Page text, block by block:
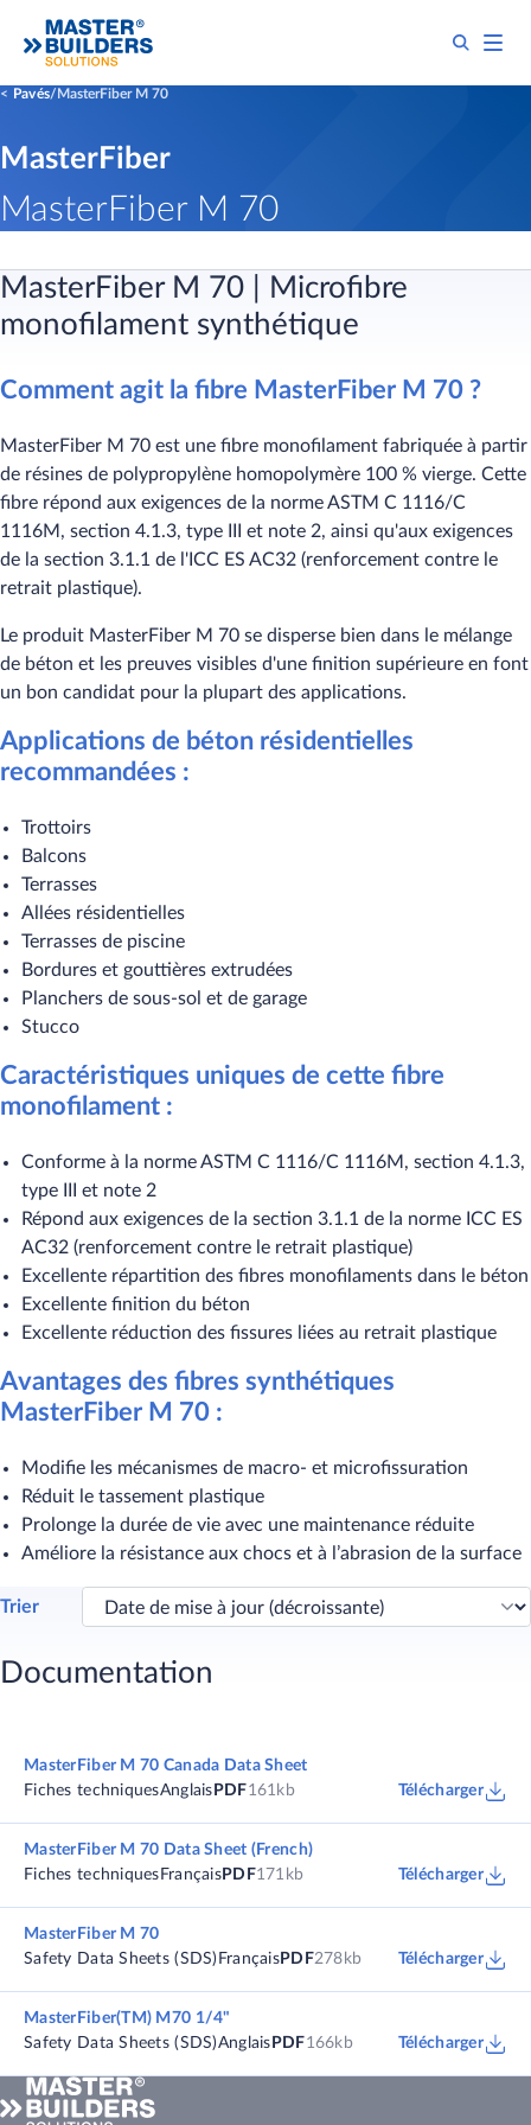
Pavés MasterFiber M 70
MasterFiber
MasterFiber M 70
MasterFiber M 70 | Microfibre
monofilament synthétique
Comment agit la fibre MasterFiber M 70 ?
MasterFiber M 70 est une fibre monofilament fabriquée à partir
de résines de polypropylène homopolymère 100 % vierge. Cette
fibre répond aux exigences de la norme ASTM C 1116/C
1116M, section 4.1.3, type III et note 2, ainsi qu'aux exigences
de la section 3.1.1 de l'ICC ES AC32 (renforcement contre le
retrait plastique).
Le produit MasterFiber M 70 se disperse bien dans le mélange
de béton et les preuves visibles d'une finition supérieure en font
un bon candidat pour la plupart des applications.
Applications de béton résidentielles
recommandées :
Trottoirs
Balcons
Terrasses
Allées résidentielles
Terrasses de piscine
Bordures et gouttières extrudées
Planchers de sous-sol et de garage
Stucco
Caractéristiques uniques de cette fibre
monofilament :
Conforme à la norme ASTM C 1116/C 1116M, section 4.1.3,
type III et note 2
Répond aux exigences de la section 3.1.1 de la norme ICC ES
AC32 (renforcement contre le retrait plastique)
Excellente répartition des fibres monofilaments dans le béton
Excellente finition du béton
Excellente réduction des fissures liées au retrait plastique
Avantages des fibres synthétiques
MasterFiber M 70 :
Modifie les mécanismes de macro- et microfissuration
Réduit le tassement plastique
Prolonge la durée de vie avec une maintenance réduite
Améliore la résistance aux chocs et à l’abrasion de la surface
Trier
Documentation
MasterFiber M 70 Canada Data Sheet
Fiches techniquesAnglais PDF161kb Télécharger
MasterFiber M 70 Data Sheet (French)
Fiches techniques Français PDF171kb Télécharger
MasterFiber M 70
Safety Data Sheets (SDS) FrançaisPDF278kb Télécharger
MasterFiber(TM) M70 1/4"
Safety Data Sheets (SDS)Anglais PDF166kb Télécharger